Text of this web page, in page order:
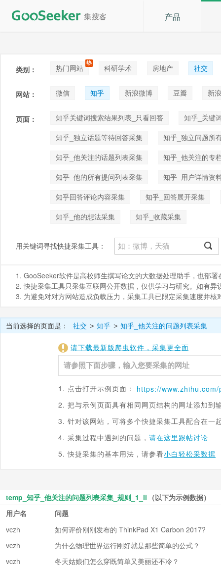
产品
类别： 热门网站 科研学术 房地产
社交
论坛贴吧
招聘 拍卖 音乐
网站： 微信 知乎 新浪微博 豆瓣
新
快手
喜马拉雅 小红书
页面： 知乎关键词搜索结果列表_只看回答
知乎_关键
知乎_独立话题等待回答采集
知乎_独立问题所
知乎_他关注的话题列表采集
知乎_他关注的专
知乎_他的所有提问列表采集
知乎_用户详情资
知乎回答评论内容采集
知乎_回答展开采集
知乎_他的想法采集
知乎_收藏采集
用关键词寻找快捷采集工具：
1. GooSeeker软件是高校师生撰写论文的大数据处理助手，也部
2. 快捷采集工具只采集互联网公开数据，仅供学习与研究。如有
3. 为避免对对方网站造成负载压力，采集工具已限定采集速度并
当前选择的页面是： 社交 > 知乎 > 知乎_他关注的问题列表采集
请下载最新版爬虫软件，采集更全面
1. 点击打开示例页面： https://www.zhihu.com/
2. 把与示例页面具有相同网页结构的网址添加到
3. 针对该网站，可将多个快捷采集工具配合在一
4. 采集过程中遇到的问题， 请在这里跟帖讨论
5. 快捷采集的基本用法，请参看小白轻松采数据
temp_知乎_他关注的问题列表采集_规则_1_li （以下为示例数据）
用户名
问题
vczh
如何评价刚刚发布的 ThinkPad X1 Carbon 2017?
vczh
为什么物理世界运行刚好就是那些简单的公式？
vczh
冬天姑娘们怎么穿既简单又美丽还不冷？